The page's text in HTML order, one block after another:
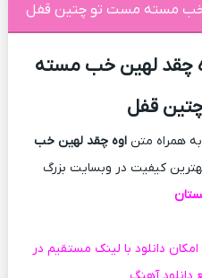
خب مسته مست تو چتین قفل
چقد لهین خب مسته
قفل
همراه متناوه چقد لهین خب
کیفیت در وبسایت بزرگ
دانلود با لینک مستقیم در